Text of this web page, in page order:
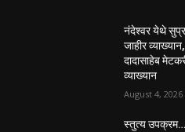
नंदेश्वर येथे
जाहीर
दादासाहेब
व्याख्यान
August 4, 2026
स्तुत्य